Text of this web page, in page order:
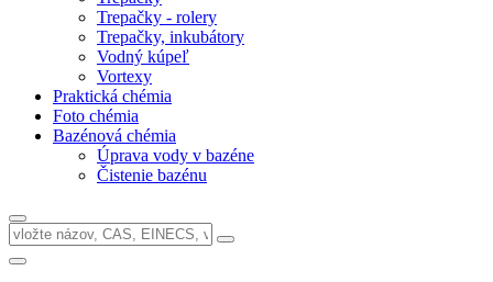
Trepačky - rolery
Trepačky, inkubátory
Vodný kúpeľ
Vortexy
Praktická chémia
Foto chémia
Bazénová chémia
Úprava vody v bazéne
Čistenie bazénu